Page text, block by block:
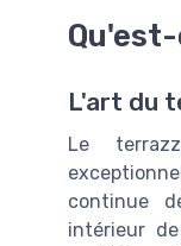
L'art du
Le
continue
intérieur